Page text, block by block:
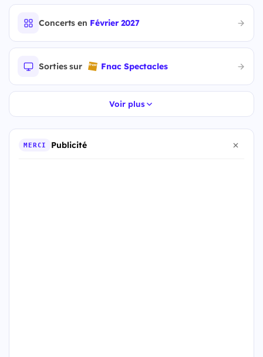
Concerts en Février 2027
Sorties sur Fnac Spectacles
Voir plus
MERCI Publicité